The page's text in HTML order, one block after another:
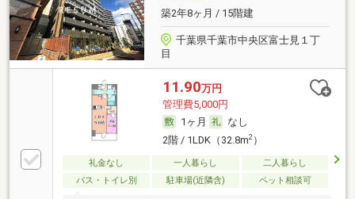
築2年8ヶ月 / 15階建
千葉県千葉市中央区富士見１丁
目
11.90万円
管理費5,000円
1ヶ月
なし
2階 / 1LDK（32.8m2）
礼金なし 一人暮らし
二人暮らし
バス・トイレ別
駐車場(近隣含) ペット相談可